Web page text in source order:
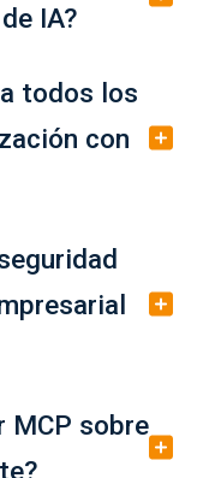
IA?
todos los
con
MCP sobre